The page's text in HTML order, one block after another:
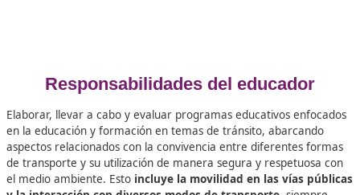
Las profesiones a desempeñar
Instructor en escuelas de manejo
Administrador de centros de capacitación en
Formador en programas de concienciación y